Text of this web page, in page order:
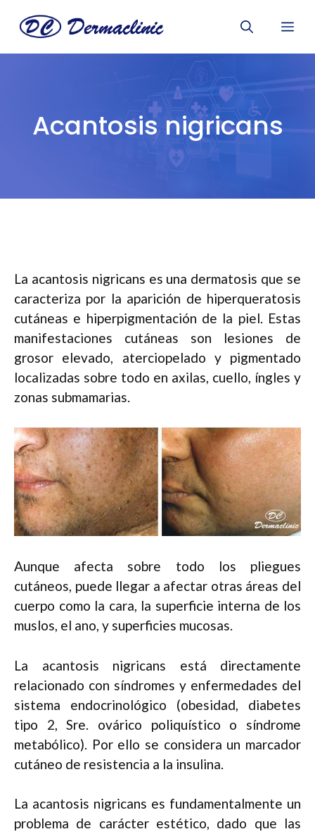
Acantosis nigricans
La acantosis nigricans es una dermatosis que se
caracteriza por la aparición de hiperqueratosis
cutáneas e hiperpigmentación de la piel. Estas
manifestaciones cutáneas son lesiones de
grosor elevado, aterciopelado y pigmentado
localizadas sobre todo en axilas, cuello, íngles y
zonas submamarias.
Aunque afecta sobre todo los pliegues
cutáneos, puede llegar a afectar otras áreas del
cuerpo como la cara, la superficie interna de los
muslos, el ano, y superficies mucosas.
La acantosis nigricans está directamente
relacionado con síndromes y enfermedades del
sistema endocrinológico (obesidad, diabetes
tipo 2, Sre. ovárico poliquístico o síndrome
metabólico). Por ello se considera un marcador
cutáneo de resistencia a la insulina.
La acantosis nigricans es fundamentalmente un
problema de carácter estético, dado que las